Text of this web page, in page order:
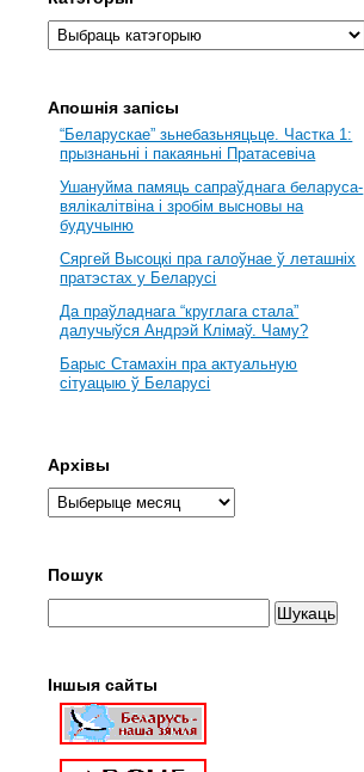
Апошнія запісы
“Беларускае” зьнебазьняцьце. Частка 1:
прызнаньні і пакаяньні Пратасевіча
Ушануйма памяць сапраўднага беларуса-
вялікалітвіна і зробім высновы на
будучыню
Сяргей Высоцкі пра галоўнае ў леташніх
пратэстах у Беларусі
Да праўладнага “круглага стала”
далучыўся Андрэй Клімаў. Чаму?
Барыс Стамахін пра актуальную
сітуацыю ў Беларусі
Архівы
Пошук
Іншыя сайты